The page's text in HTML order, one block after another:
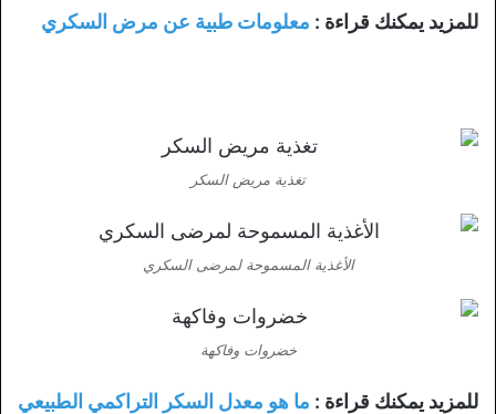
للمزيد يمكنك قراءة : معلومات طبية عن مرض السكري
تغذية مريض السكر
الأغذية المسموحة لمرضى السكري
خضروات وفاكهة
للمزيد يمكنك قراءة : ما هو معدل السكر التراكمي الطبيعي